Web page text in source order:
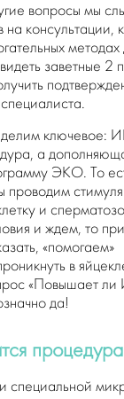
вопросы мы
консультации,
заветные 2
ключевое:
а
ЭКО. То
и
и ждем, то
«помогаем»
в
«Повышает
да!
специальной